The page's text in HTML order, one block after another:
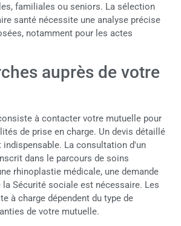
familiales ou seniors. La sélection
santé nécessite une analyse précise
notamment pour les actes
auprès de votre
à contacter votre mutuelle pour
de prise en charge. Un devis détaillé
La consultation d'un
dans le parcours de soins
rhinoplastie médicale, une demande
la Sécurité sociale est nécessaire. Les
à charge dépendent du type de
de votre mutuelle.